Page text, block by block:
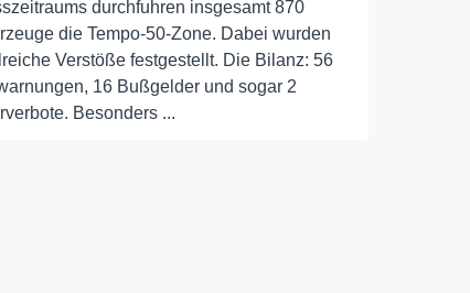
durchfuhren insgesamt 870
die Tempo-50-Zone. Dabei wurden
Verstöße festgestellt. Die Bilanz: 56
16 Bußgelder und sogar 2
Besonders ...